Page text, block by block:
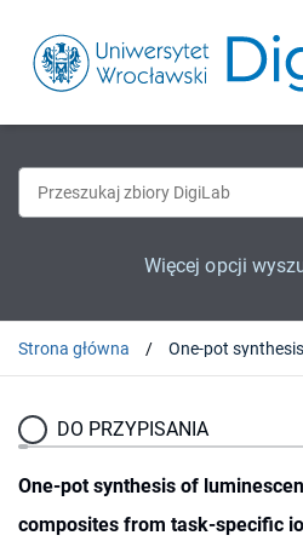
Więcej opcji
Strona główna
DO PRZYPISANIA
One-pot synthesis of
composites from task-specific